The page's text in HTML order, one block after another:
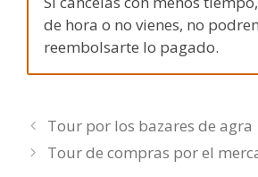
de hora o no vienes, no
reembolsarte lo pagado.
Tour por los bazares de agra
Tour de compras por el